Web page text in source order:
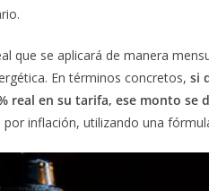
que se aplicará de manera
En términos concretos, si
real en su tarifa, ese monto se
inflación, utilizando una